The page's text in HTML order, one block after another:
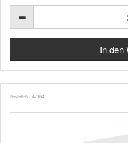
Bestell-Nr. 47164